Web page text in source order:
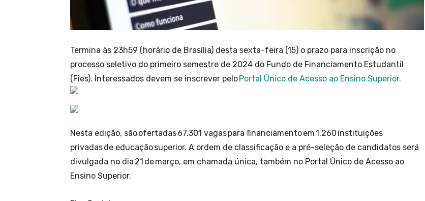
Termina às 23h59 (horário de Brasília) desta sexta-feira (15) o prazo para inscrição no
processo seletivo do primeiro semestre de 2024 do Fundo de Financiamento Estudantil
(Fies). Interessados devem se inscrever peloPortal Único de Acesso ao Ensino Superior.
Nesta edição, são ofertadas 67.301 vagas para financiamento em 1.260 instituições
privadas de educação superior. A ordem de classificação e a pré-seleção de candidatos será
divulgada no dia 21 de março, em chamada única, também no Portal Único de Acesso ao
Ensino Superior.